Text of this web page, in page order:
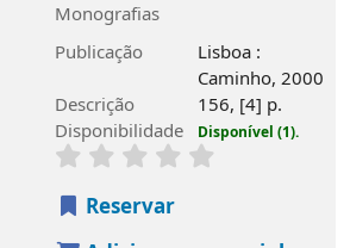
Monografias
Publicação
Lisboa :
Caminho, 2000
Descrição
156, [4] p.
Disponibilidade
Disponível (1).
Reservar